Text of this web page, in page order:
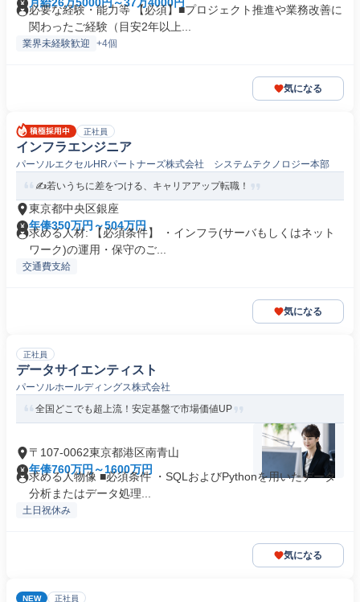
必要な経験・能力等 【必須】■プロジェクト推進や業務改善に
関わったご経験（目安2年以上...
業界未経験歓迎 +4個
気になる
正社員
インフラエンジニア
パーソルエクセルHRパートナーズ株式会社 システムテクノロジー本部
✍️若いうちに差をつける、キャリアアップ転職！
東京都中央区銀座
年俸350万円～504万円
求める人材: 【必須条件】 ・インフラ(サーバもしくはネット
ワーク)の運用・保守のご...
交通費支給
気になる
正社員
データサイエンティスト
パーソルホールディングス株式会社
全国どこでも超上流！安定基盤で市場価値UP
〒107-0062東京都港区南青山
年俸760万円～1600万円
求める人物像 ■必須条件 ・SQLおよびPythonを用いたデータ
分析またはデータ処理...
土日祝休み
気になる
NEW 正社員